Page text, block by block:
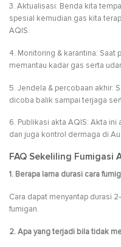
3. Aktualisasi: Benda kita
spesial kemudian gas kita
AQIS.
4. Monitoring & karantina:
memantau kadar gas serta
5. Jendela & percobaan akhir:
dicoba balik sampai terjaga
6. Publikasi akta AQIS: Akta
dan juga kontrol dermaga di
FAQ Sekeliling Fumigasi
1. Berapa lama durasi cara
Cara dapat menyantap durasi
fumigan.
2. Apa yang terjadi bila tidak